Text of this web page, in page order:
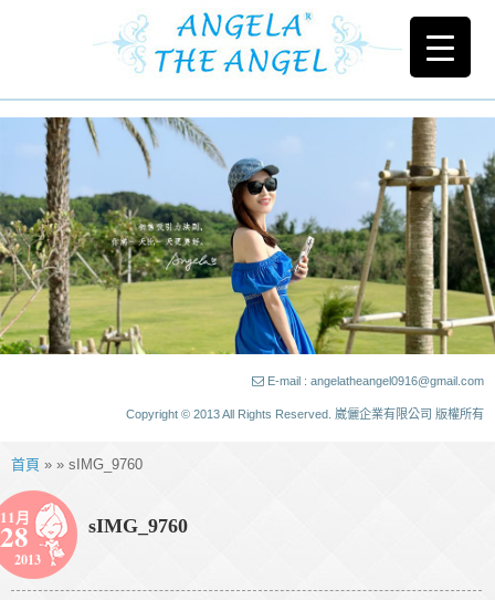
E-mail : angelatheangel0916@gmail.com
Copyright © 2013 All Rights Reserved. 崴儷企業有限公司 版權所有
首頁 » » sIMG_9760
11月
28
2013
sIMG_9760